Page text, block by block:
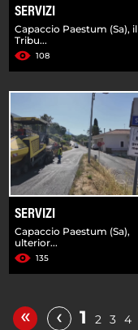
SERVIZI
Capaccio Paestum (Sa), il
Tribu...
108
SERVIZI
Capaccio Paestum (Sa),
ulterior...
135
« ‹ 1 2 3 4